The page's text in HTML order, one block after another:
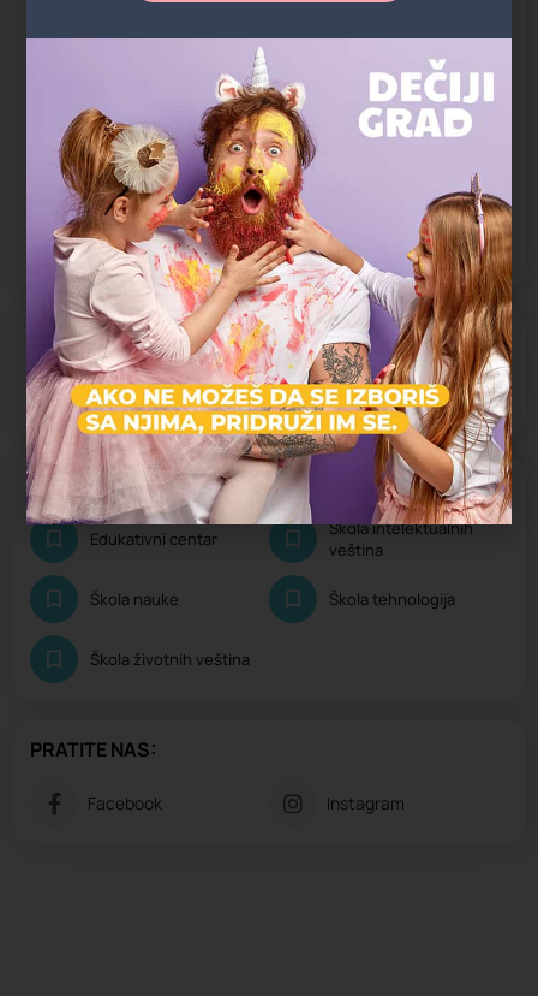
09:00 - 18:00
Subota
Nedelja 09:00 - 18:00
8. Avgust, 2026. 21:17 po lokalnom vremenu.
ADRESA ŠKOLE:
Đorđa Stanojevića 9, Belvil
Regija
Edukativni centar
Škola intelektualnih
veština
Škola nauke Škola tehnologija
Škola životnih veština
PRATITE NAS:
Facebook Instagram